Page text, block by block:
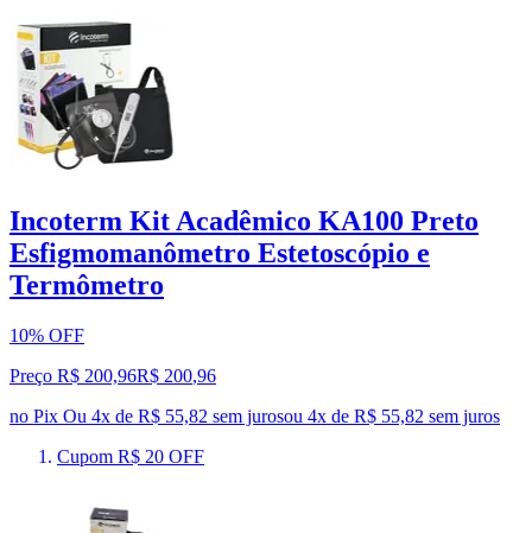
Incoterm Kit Acadêmico KA100 Preto
Esfigmomanômetro Estetoscópio e
Termômetro
10% OFF
Preço R$ 200,96R$ 200,96
no Pix Ou 4x de R$ 55,82 sem jurosou 4x de R$ 55,82 sem juros
Cupom R$ 20 OFF